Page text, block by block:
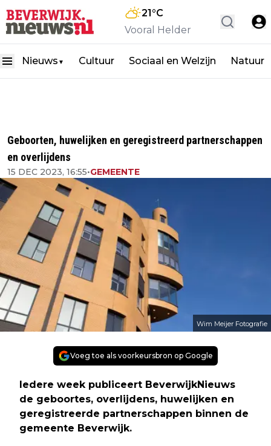
21°C
Vooral Helder
Nieuws ▼ Cultuur Sociaal en Welzijn Natuur
Geboorten, huwelijken en geregistreerd partnerschappen
en overlijdens
15 DEC 2023, 16:55•GEMEENTE
Wim Meijer Fotografie
Voeg toe als voorkeursbron op Google
Iedere week publiceert BeverwijkNieuws
de geboortes, overlijdens, huwelijken en
geregistreerde partnerschappen binnen de
gemeente Beverwijk.